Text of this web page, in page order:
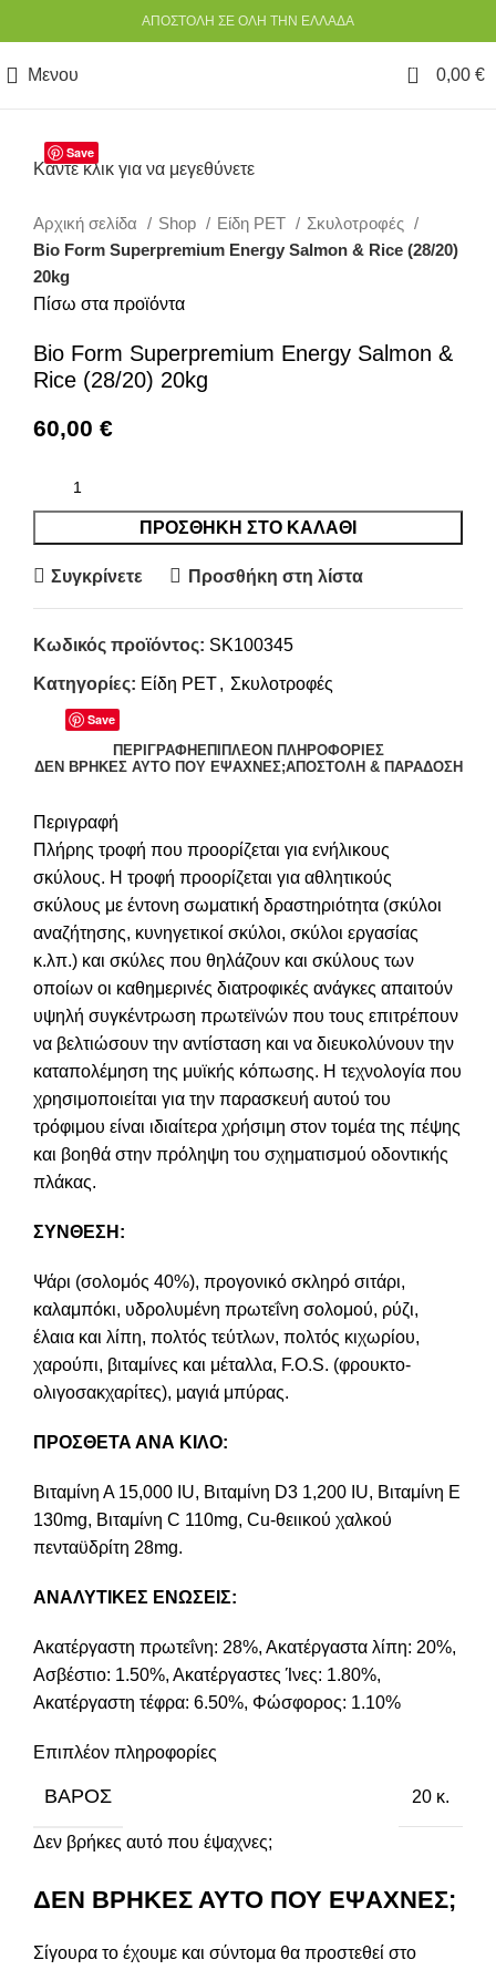
ΑΠΟΣΤΟΛΗ ΣΕ ΟΛΗ ΤΗΝ ΕΛΛΑΔΑ
Μενου 0 0,00 €
Save
Κάντε κλικ για να μεγεθύνετε
Αρχική σελίδα Shop Είδη PET
Σκυλοτροφές
Bio Form Superpremium Energy Salmon & Rice (28/20)
20kg
Πίσω στα προϊόντα
Bio Form Superpremium Energy Salmon &
Rice (28/20) 20kg
60,00 €
ΠΡΟΣΘΉΚΗ ΣΤΟ ΚΑΛΆΘΙ
Συγκρίνετε Προσθήκη στη λίστα
Κωδικός προϊόντος: SK100345
Κατηγορίες: Είδη PET, Σκυλοτροφές
Save
ΠΕΡΙΓΡΑΦΉ ΕΠΙΠΛΈΟΝ ΠΛΗΡΟΦΟΡΊΕΣ
ΔΕΝ ΒΡΉΚΕΣ ΑΥΤΌ ΠΟΥ ΈΨΑΧΝΕΣ;ΑΠΟΣΤΟΛΉ & ΠΑΡΆΔΟΣΗ
Περιγραφή
Πλήρης τροφή που προορίζεται για ενήλικους
σκύλους. Η τροφή προορίζεται για αθλητικούς
σκύλους με έντονη σωματική δραστηριότητα (σκύλοι
αναζήτησης, κυνηγετικοί σκύλοι, σκύλοι εργασίας
κ.λπ.) και σκύλες που θηλάζουν και σκύλους των
οποίων οι καθημερινές διατροφικές ανάγκες απαιτούν
υψηλή συγκέντρωση πρωτεϊνών που τους επιτρέπουν
να βελτιώσουν την αντίσταση και να διευκολύνουν την
καταπολέμηση της μυϊκής κόπωσης. Η τεχνολογία που
χρησιμοποιείται για την παρασκευή αυτού του
τρόφιμου είναι ιδιαίτερα χρήσιμη στον τομέα της πέψης
και βοηθά στην πρόληψη του σχηματισμού οδοντικής
πλάκας.
ΣΥΝΘΕΣΗ:
Ψάρι (σολομός 40%), προγονικό σκληρό σιτάρι,
καλαμπόκι, υδρολυμένη πρωτεΐνη σολομού, ρύζι,
έλαια και λίπη, πολτός τεύτλων, πολτός κιχωρίου,
χαρούπι, βιταμίνες και μέταλλα, F.O.S. (φρουκτο-
ολιγοσακχαρίτες), μαγιά μπύρας.
ΠΡΟΣΘΕΤΑ ΑΝΑ ΚΙΛΟ:
Βιταμίνη Α 15,000 IU, Βιταμίνη D3 1,200 IU, Βιταμίνη Ε
130mg, Βιταμίνη C 110mg, Cu-θειικού χαλκού
πενταϋδρίτη 28mg.
ΑΝΑΛΥΤΙΚΕΣ ΕΝΩΣΕΙΣ:
Ακατέργαστη πρωτεΐνη: 28%, Ακατέργαστα λίπη: 20%,
Ασβέστιο: 1.50%, Ακατέργαστες Ίνες: 1.80%,
Ακατέργαστη τέφρα: 6.50%, Φώσφορος: 1.10%
Επιπλέον πληροφορίες
ΒΆΡΟΣ 20 κ.
Δεν βρήκες αυτό που έψαχνες;
ΔΕΝ ΒΡΗΚΕΣ ΑΥΤΟ ΠΟΥ ΕΨΑΧΝΕΣ;
Σίγουρα το έχουμε και σύντομα θα προστεθεί στο